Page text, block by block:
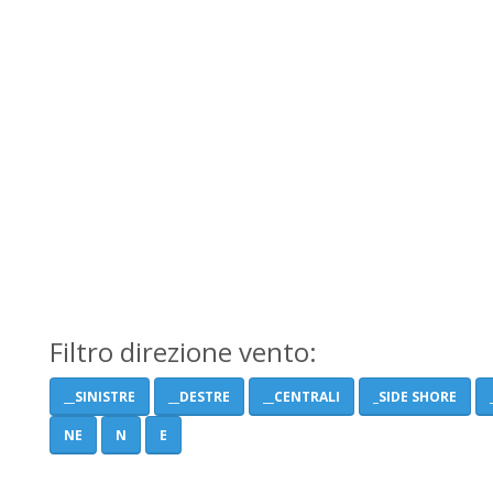
Filtro direzione vento:
__SINISTRE __DESTRE __CENTRALI _SIDE SHORE
NE N E